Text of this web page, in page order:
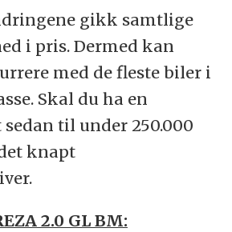
gikk samtlige
i pris. Dermed kan
med de fleste biler i
Skal du ha en
til under 250.000
knapt
2.0 GL BM: